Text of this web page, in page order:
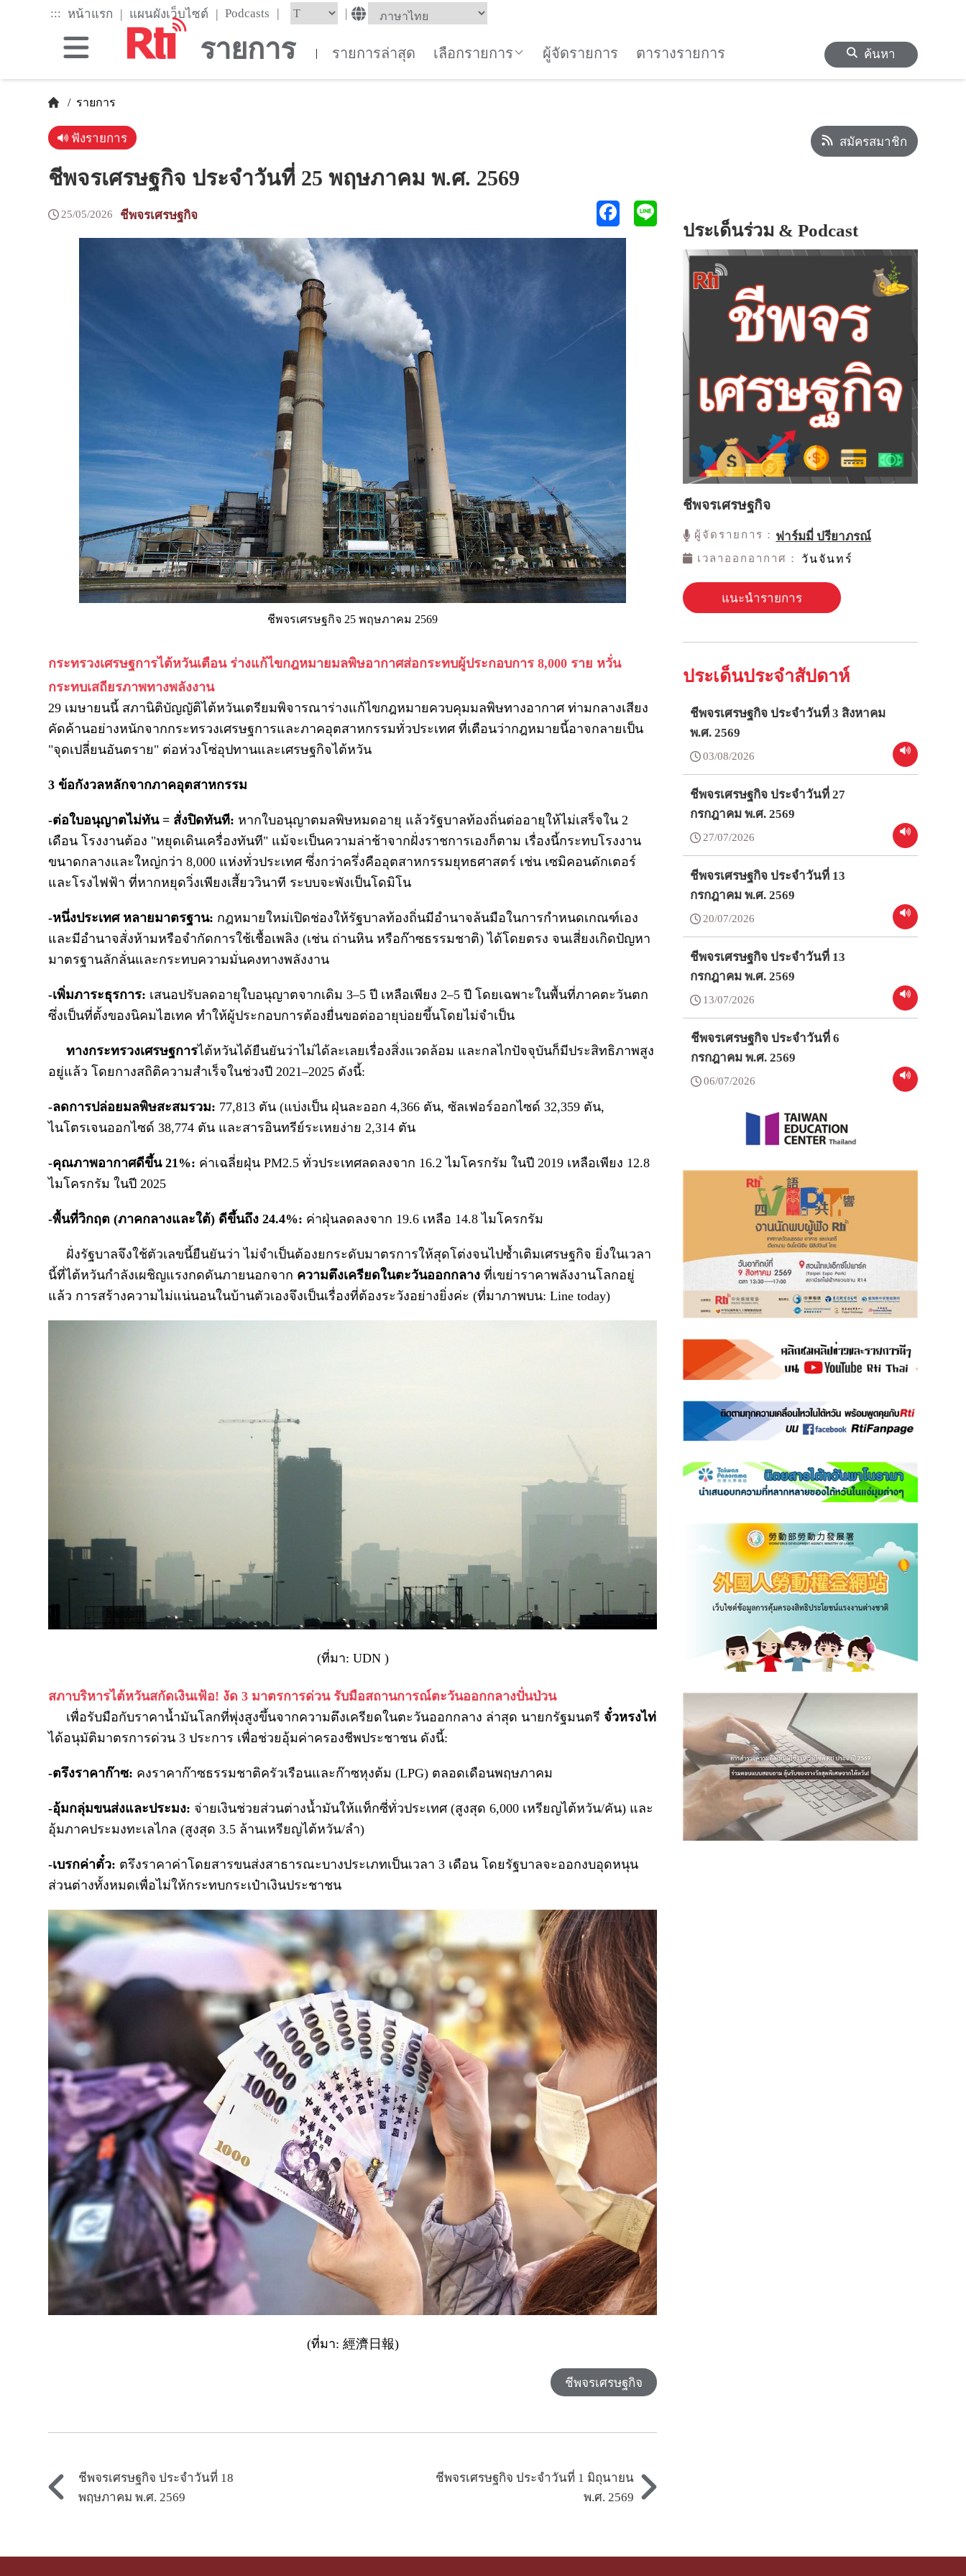
::: หน้าแรก | แผนผังเว็บไซต์ | Podcasts | |
รายการ | รายการล่าสุด เลือกรายการ ผู้จัดรายการ ตารางรายการ ค้นหา
/ รายการ
ฟังรายการ
ชีพจรเศรษฐกิจ ประจำวันที่ 25 พฤษภาคม พ.ศ. 2569
25/05/2026 ชีพจรเศรษฐกิจ
ชีพจรเศรษฐกิจ 25 พฤษภาคม 2569
กระทรวงเศรษฐการไต้หวันเตือน ร่างแก้ไขกฎหมายมลพิษอากาศส่อกระทบผู้ประกอบการ 8,000 ราย หวั่น
กระทบเสถียรภาพทางพลังงาน
29 เมษายนนี้ สภานิติบัญญัติไต้หวันเตรียมพิจารณาร่างแก้ไขกฎหมายควบคุมมลพิษทางอากาศ ท่ามกลางเสียง
คัดค้านอย่างหนักจากกระทรวงเศรษฐการและภาคอุตสาหกรรมทั่วประเทศ ที่เตือนว่ากฎหมายนี้อาจกลายเป็น
"จุดเปลี่ยนอันตราย" ต่อห่วงโซ่อุปทานและเศรษฐกิจไต้หวัน
3 ข้อกังวลหลักจากภาคอุตสาหกรรม
-ต่อใบอนุญาตไม่ทัน = สั่งปิดทันที: หากใบอนุญาตมลพิษหมดอายุ แล้วรัฐบาลท้องถิ่นต่ออายุให้ไม่เสร็จใน 2
เดือน โรงงานต้อง "หยุดเดินเครื่องทันที" แม้จะเป็นความล่าช้าจากฝั่งราชการเองก็ตาม เรื่องนี้กระทบโรงงาน
ขนาดกลางและใหญ่กว่า 8,000 แห่งทั่วประเทศ ซึ่งกว่าครึ่งคืออุตสาหกรรมยุทธศาสตร์ เช่น เซมิคอนดักเตอร์
และโรงไฟฟ้า ที่หากหยุดวิ่งเพียงเสี้ยววินาที ระบบจะพังเป็นโดมิโน
-หนึ่งประเทศ หลายมาตรฐาน: กฎหมายใหม่เปิดช่องให้รัฐบาลท้องถิ่นมีอำนาจล้นมือในการกำหนดเกณฑ์เอง
และมีอำนาจสั่งห้ามหรือจำกัดการใช้เชื้อเพลิง (เช่น ถ่านหิน หรือก๊าซธรรมชาติ) ได้โดยตรง จนเสี่ยงเกิดปัญหา
มาตรฐานลักลั่นและกระทบความมั่นคงทางพลังงาน
-เพิ่มภาระธุรการ: เสนอปรับลดอายุใบอนุญาตจากเดิม 3–5 ปี เหลือเพียง 2–5 ปี โดยเฉพาะในพื้นที่ภาคตะวันตก
ซึ่งเป็นที่ตั้งของนิคมไฮเทค ทำให้ผู้ประกอบการต้องยื่นขอต่ออายุบ่อยขึ้นโดยไม่จำเป็น
ทางกระทรวงเศรษฐการไต้หวันได้ยืนยันว่าไม่ได้ละเลยเรื่องสิ่งแวดล้อม และกลไกปัจจุบันก็มีประสิทธิภาพสูง
อยู่แล้ว โดยกางสถิติความสำเร็จในช่วงปี 2021–2025 ดังนี้:
-ลดการปล่อยมลพิษสะสมรวม: 77,813 ตัน (แบ่งเป็น ฝุ่นละออก 4,366 ตัน, ซัลเฟอร์ออกไซด์ 32,359 ตัน,
ไนโตรเจนออกไซด์ 38,774 ตัน และสารอินทรีย์ระเหยง่าย 2,314 ตัน
-คุณภาพอากาศดีขึ้น 21%: ค่าเฉลี่ยฝุ่น PM2.5 ทั่วประเทศลดลงจาก 16.2 ไมโครกรัม ในปี 2019 เหลือเพียง 12.8
ไมโครกรัม ในปี 2025
-พื้นที่วิกฤต (ภาคกลางและใต้) ดีขึ้นถึง 24.4%: ค่าฝุ่นลดลงจาก 19.6 เหลือ 14.8 ไมโครกรัม
ฝั่งรัฐบาลจึงใช้ตัวเลขนี้ยืนยันว่า ไม่จำเป็นต้องยกระดับมาตรการให้สุดโต่งจนไปซ้ำเติมเศรษฐกิจ ยิ่งในเวลา
นี้ที่ไต้หวันกำลังเผชิญแรงกดดันภายนอกจาก ความตึงเครียดในตะวันออกกลาง ที่เขย่าราคาพลังงานโลกอยู่
แล้ว การสร้างความไม่แน่นอนในบ้านตัวเองจึงเป็นเรื่องที่ต้องระวังอย่างยิ่งค่ะ (ที่มาภาพบน: Line today)
(ที่มา: UDN )
สภาบริหารไต้หวันสกัดเงินเฟ้อ! งัด 3 มาตรการด่วน รับมือสถานการณ์ตะวันออกกลางปั่นป่วน
เพื่อรับมือกับราคาน้ำมันโลกที่พุ่งสูงขึ้นจากความตึงเครียดในตะวันออกกลาง ล่าสุด นายกรัฐมนตรีจั๋วหรงไท่
ได้อนุมัติมาตรการด่วน 3 ประการ เพื่อช่วยอุ้มค่าครองชีพประชาชน ดังนี้:
-ตรึงราคาก๊าซ: คงราคาก๊าซธรรมชาติครัวเรือนและก๊าซหุงต้ม (LPG) ตลอดเดือนพฤษภาคม
-อุ้มกลุ่มขนส่งและประมง: จ่ายเงินช่วยส่วนต่างน้ำมันให้แท็กซี่ทั่วประเทศ (สูงสุด 6,000 เหรียญไต้หวัน/คัน) และ
อุ้มภาคประมงทะเลไกล (สูงสุด 3.5 ล้านเหรียญไต้หวัน/ลำ)
-เบรกค่าตั๋ว: ตรึงราคาค่าโดยสารขนส่งสาธารณะบางประเภทเป็นเวลา 3 เดือน โดยรัฐบาลจะออกงบอุดหนุน
ส่วนต่างทั้งหมดเพื่อไม่ให้กระทบกระเป๋าเงินประชาชน
(ที่มา: 經濟日報)
ชีพจรเศรษฐกิจ
ชีพจรเศรษฐกิจ ประจำวันที่ 18
พฤษภาคม พ.ศ. 2569
ชีพจรเศรษฐกิจ ประจำวันที่ 1 มิถุนายน
พ.ศ. 2569
สมัครสมาชิก
ประเด็นร่วม & Podcast
ชีพจรเศรษฐกิจ
ผู้จัดรายการ： ฟาร์มมี่ ปรียาภรณ์
เวลาออกอากาศ： วันจันทร์
แนะนำรายการ
ประเด็นประจำสัปดาห์
ชีพจรเศรษฐกิจ ประจำวันที่ 3 สิงหาคม
พ.ศ. 2569
03/08/2026
ชีพจรเศรษฐกิจ ประจำวันที่ 27
กรกฎาคม พ.ศ. 2569
27/07/2026
ชีพจรเศรษฐกิจ ประจำวันที่ 13
กรกฎาคม พ.ศ. 2569
20/07/2026
ชีพจรเศรษฐกิจ ประจำวันที่ 13
กรกฎาคม พ.ศ. 2569
13/07/2026
ชีพจรเศรษฐกิจ ประจำวันที่ 6
กรกฎาคม พ.ศ. 2569
06/07/2026